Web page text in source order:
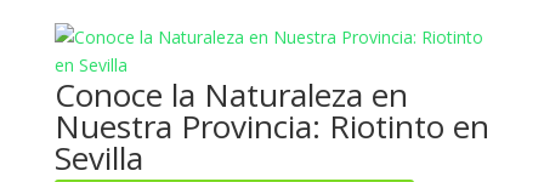
Conoce la Naturaleza en
Nuestra Provincia: Riotinto en
Sevilla